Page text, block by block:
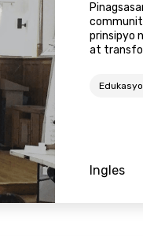
prinsipyo
at
Ingles